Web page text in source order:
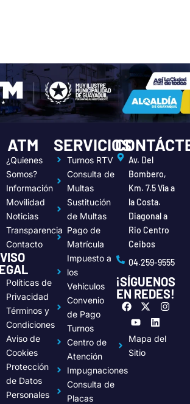
ATM
¿Quienes
Somos?
Información
Movilidad
Noticias
Transparencia
Contacto
Políticas de
Privacidad
Términos y
Condiciones
Aviso de
Cookies
Protección
de Datos
Personales
SERVICIOS
Turnos RTV
Consulta de
Multas
Sustitución
de Multas
Pago de
Matrícula
Impuesto a
los
Vehículos
Convenio
de Pago
Turnos
Centro de
Atención
Impugnaciones
Consulta de
Placas
Av. Del
Bombero,
Km. 7.5 Vía a
la Costa.
Diagonal a
Rio Centro
Ceibos
04.259-9555
¡SÍGUENOS
EN REDES!
F
a
c
e
b
o
k
X
-
i
t
I
n
t
a
Y
u
t
u
b
n
k
e
Mapa del
Sitio